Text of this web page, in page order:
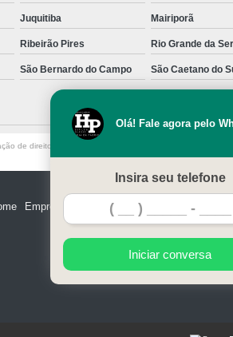
Juquitiba Mairiporã
Ribeirão Pires Rio Grande da
São Bernardo do Campo São Caetano do
de direito autoral – artigo 184 do Código Penal –
Empresa Serviços Contato
Olá! Fale agora pelo
Insira seu telefone
Iniciar conversa